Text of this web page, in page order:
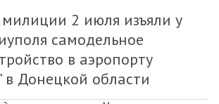
2 июля изъяли у
самодельное
в аэропорту
в Донецкой области